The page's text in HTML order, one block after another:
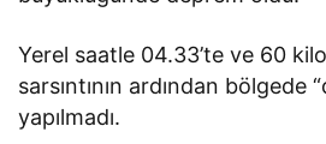
Yerel saatle 04.33’te ve 60
sarsıntının ardından bölgede
yapılmadı.